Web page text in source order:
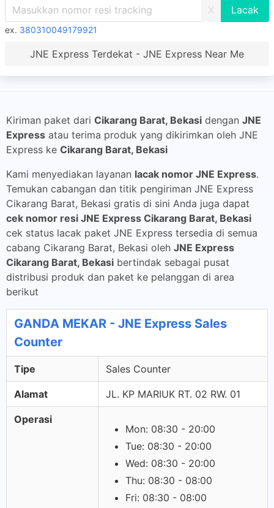
X
ex. 380310049179921
JNE Express Terdekat - JNE Express Near Me
Kiriman paket dari Cikarang Barat, Bekasi dengan JNE
Express atau terima produk yang dikirimkan oleh JNE
Express ke Cikarang Barat, Bekasi
Kami menyediakan layanan lacak nomor JNE Express.
Temukan cabangan dan titik pengiriman JNE Express
Cikarang Barat, Bekasi gratis di sini Anda juga dapat
cek nomor resi JNE Express Cikarang Barat, Bekasi
cek status lacak paket JNE Express tersedia di semua
cabang Cikarang Barat, Bekasi oleh JNE Express
Cikarang Barat, Bekasi bertindak sebagai pusat
distribusi produk dan paket ke pelanggan di area
berikut
GANDA MEKAR - JNE Express Sales
Counter
Tipe Sales Counter
Alamat JL. KP MARIUK RT. 02 RW. 01
Operasi
Mon: 08:30 - 20:00
Tue: 08:30 - 20:00
Wed: 08:30 - 20:00
Thu: 08:30 - 08:00
Fri: 08:30 - 08:00